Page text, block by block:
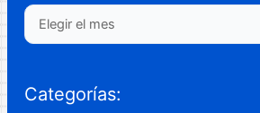
Categorías: